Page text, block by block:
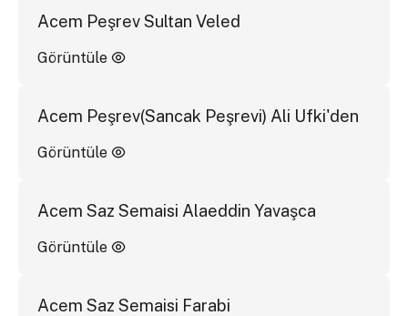
Acem Peşrev Sultan Veled
Görüntüle
Acem Peşrev(Sancak Peşrevi) Ali Ufki'den
Görüntüle
Acem Saz Semaisi Alaeddin Yavaşca
Görüntüle
Acem Saz Semaisi Farabi